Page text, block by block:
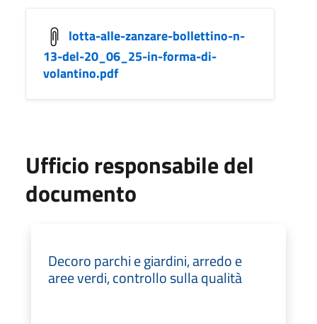
lotta-alle-zanzare-bollettino-n-
13-del-20_06_25-in-forma-di-
volantino.pdf
Ufficio responsabile del
documento
Decoro parchi e giardini, arredo e
aree verdi, controllo sulla qualità